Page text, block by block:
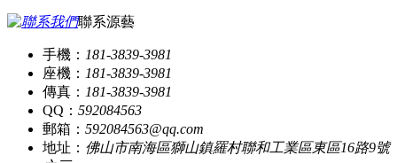
聯系源藝
手機： 181-3839-3981
座機： 181-3839-3981
傳真： 181-3839-3981
QQ： 592084563
郵箱： 592084563@qq.com
地址： 佛山市南海區獅山鎮羅村聯和工業區東區16路9號